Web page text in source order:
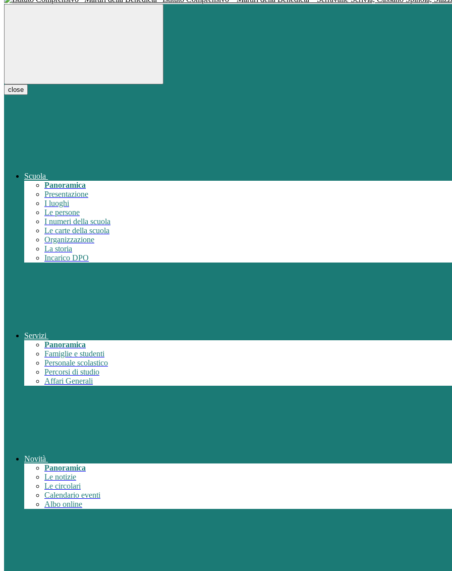
close
Scuola
Panoramica
Presentazione
I luoghi
Le persone
I numeri della scuola
Le carte della scuola
Organizzazione
La storia
Incarico DPO
Servizi
Panoramica
Famiglie e studenti
Personale scolastico
Percorsi di studio
Affari Generali
Novità
Panoramica
Le notizie
Le circolari
Calendario eventi
Albo online